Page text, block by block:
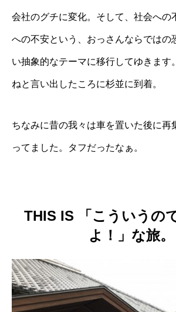
会社のグチに変化。そして、社会への
への不安という、おっさんならではの
い抽象的なテーマに移行してゆきます
ねと言い出したころに杉並に到着。
ちなみに昔の我々は車を置いた後に再
ってました。タフだったなぁ。
THIS IS 「こういうの
よ！」な旅。